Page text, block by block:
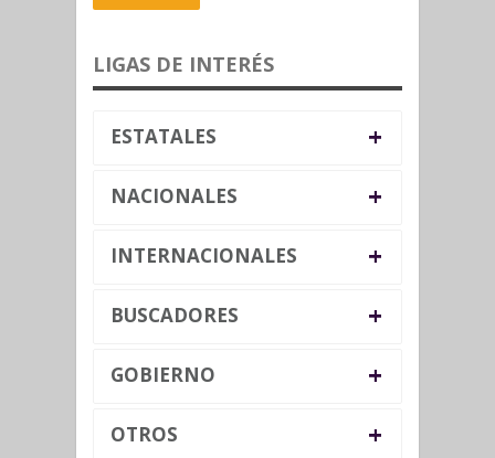
LIGAS DE INTERÉS
ESTATALES +
NACIONALES +
INTERNACIONALES +
BUSCADORES +
GOBIERNO +
OTROS +